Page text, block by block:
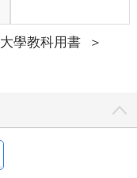
大學教科用書
＞